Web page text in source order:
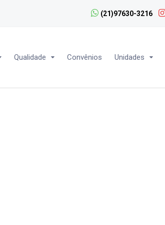
(21)97630-3216
Qualidade Convênios Unidades